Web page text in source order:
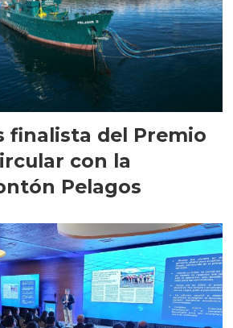
finalista del Premio
con la
Pelagos